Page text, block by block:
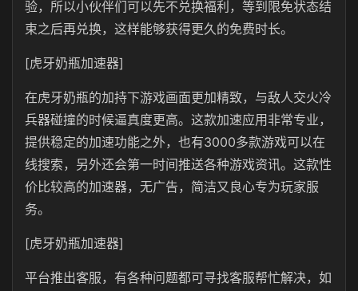
验，所以小伙伴们可以先不兑换福利，等到限免状态结
束之后再兑换，这样能够获得更久的免费时长。
[虎牙奶瓶加速器]
在虎牙奶瓶的加持下游戏画面更加精致，与敌人交火冷
兵器碰撞的时候逼真度更高。这款加速应用非常专业，
提供稳定的加速功能之外，也有3000多款游戏可以在
线搜索，另外还会第一时间推送各种游戏资讯。这款性
价比较高的加速器，无广告，简洁又良心专为玩家服
务。
[虎牙奶瓶加速器]
平台推出客服，有各种问题都可寻找客服帮忙解决，如